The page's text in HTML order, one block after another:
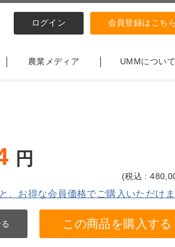
ログイン 会員登録はこちら
農業メディア UMMについて
円
(税込 :
、お得な会員価格でご購入いただけま
この商品を購入する